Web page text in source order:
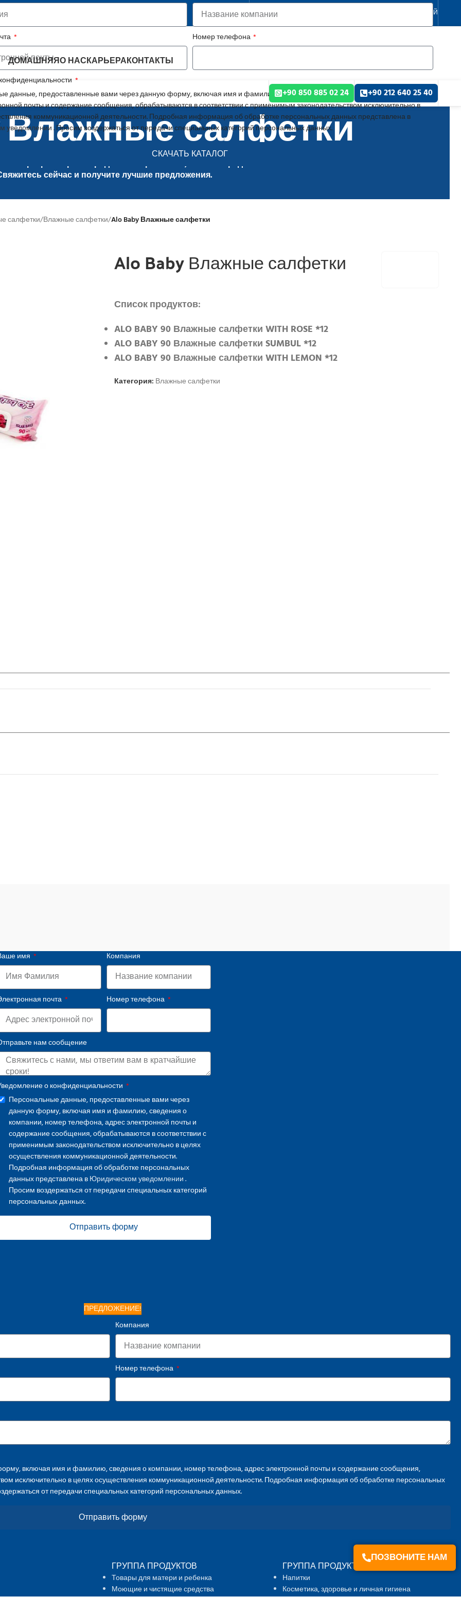
партнер в сфере FMCG РУССКИЙ
Номер телефона
данные, предоставленные вами через данную форму, включая имя и фамилию, сведения о компании, номер телефона,
почты и содержание сообщения, обрабатываются в соответствии с применимым законодательством исключительно в
коммуникационной деятельности. Подробная информация об обработке персональных данных представлена в
уведомлении. Просим воздержаться от передачи специальных категорий персональных данных.
СКАЧАТЬ КАТАЛОГ
ДОМАШНЯЯО НАСКАРЬЕРАКОНТАКТЫ
+90 850 885 02 24 +90 212 640 25 40
Влажные салфетки
товаров народного потребления, AlfaGlobal рядом с вами.
сейчас и получите лучшие предложения.
салфетки/Влажные салфетки/Alo Baby Влажные салфетки
Alo Baby Влажные салфетки
Список продуктов:
ALO BABY 90 Влажные салфетки WITH ROSE *12
ALO BABY 90 Влажные салфетки SUMBUL *12
ALO BABY 90 Влажные салфетки WITH LEMON *12
Категория: Влажные салфетки
имя Компания
почта Номер телефона
нам сообщение
о конфиденциальности
Персональные данные, предоставленные вами через
данную форму, включая имя и фамилию, сведения о
компании, номер телефона, адрес электронной почты и
содержание сообщения, обрабатываются в соответствии с
применимым законодательством исключительно в целях
осуществления коммуникационной деятельности.
Подробная информация об обработке персональных
данных представлена вЮридическом уведомлении.
Просим воздержаться от передачи специальных категорий
персональных данных.
Отправить форму
ПОЗВОНИТЕ НАМ
ПРЕДЛОЖЕНИЕ!
Компания
Номер телефона
включая имя и фамилию, сведения о компании, номер телефона, адрес электронной почты и содержание сообщения,
исключительно в целях осуществления коммуникационной деятельности. Подробная информация об обработке персональных
от передачи специальных категорий персональных данных.
Отправить форму
ГРУППА ПРОДУКТОВ
Товары для матери и ребенка
Моющие и чистящие средства
ГРУППА ПРОДУКТОВ
Напитки
Косметика, здоровье и личная гигиена